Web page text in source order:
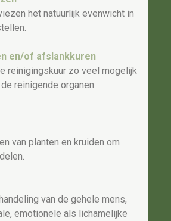
het natuurlijk evenwicht in
en/of afslankkuren
reinigingskuur zo veel mogelijk
reinigende organen
van planten en kruiden om
van de gehele mens,
emotionele als lichamelijke